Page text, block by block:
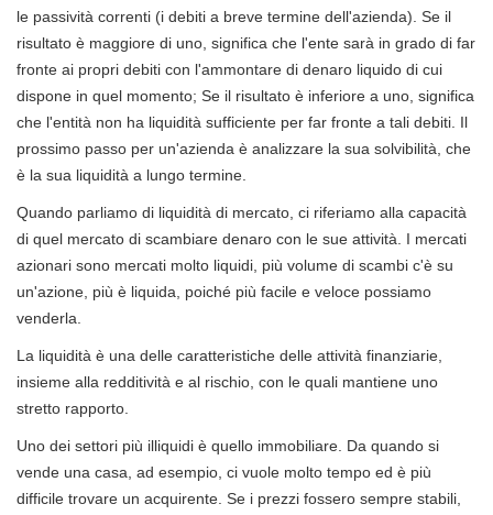
le passività correnti (i debiti a breve termine dell'azienda). Se il
risultato è maggiore di uno, significa che l'ente sarà in grado di far
fronte ai propri debiti con l'ammontare di denaro liquido di cui
dispone in quel momento; Se il risultato è inferiore a uno, significa
che l'entità non ha liquidità sufficiente per far fronte a tali debiti. Il
prossimo passo per un'azienda è analizzare la sua solvibilità, che
è la sua liquidità a lungo termine.
Quando parliamo di liquidità di mercato, ci riferiamo alla capacità
di quel mercato di scambiare denaro con le sue attività. I mercati
azionari sono mercati molto liquidi, più volume di scambi c'è su
un'azione, più è liquida, poiché più facile e veloce possiamo
venderla.
La liquidità è una delle caratteristiche delle attività finanziarie,
insieme alla redditività e al rischio, con le quali mantiene uno
stretto rapporto.
Uno dei settori più illiquidi è quello immobiliare. Da quando si
vende una casa, ad esempio, ci vuole molto tempo ed è più
difficile trovare un acquirente. Se i prezzi fossero sempre stabili,